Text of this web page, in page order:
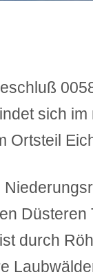
sich im
Ortsteil
durch